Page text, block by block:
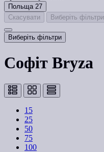
Польща 27
Скасувати
Виберіть фільтри
Виберіть фільтри
Софiт Bryza
15
25
50
75
100